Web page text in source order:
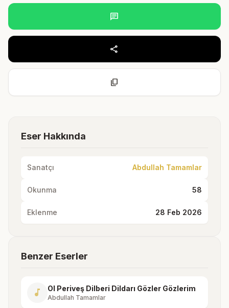
chat
share
content_copy
Eser Hakkında
Sanatçı Abdullah Tamamlar
Okunma 58
Eklenme 28 Feb 2026
Benzer Eserler
music_note Ol Periveş Dilberi Dildarı Gözler Gözlerim
Abdullah Tamamlar